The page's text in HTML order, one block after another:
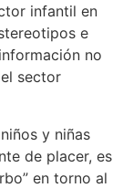
infantil en
e
no
sector
y niñas
de placer, es
en torno al